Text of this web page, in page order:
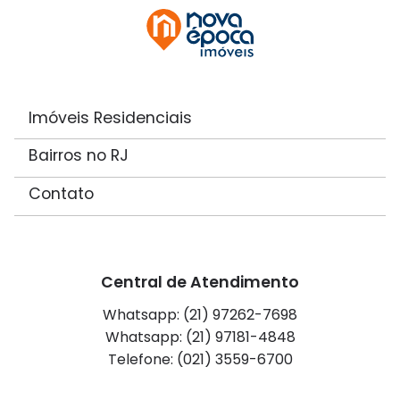
Imóveis Residenciais
Bairros no RJ
Contato
Central de Atendimento
Whatsapp: (21) 97262-7698
Whatsapp: (21) 97181-4848
Telefone: (021) 3559-6700